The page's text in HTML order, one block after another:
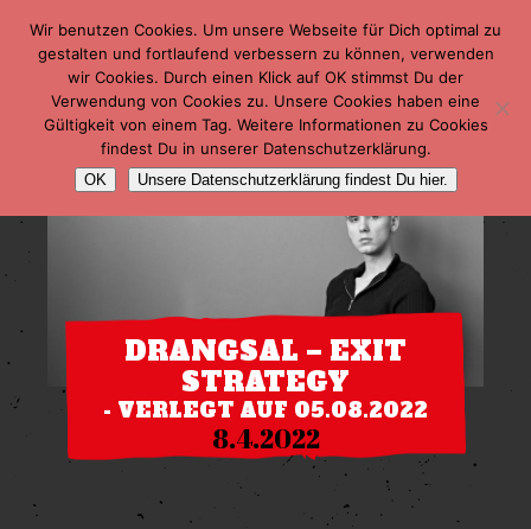
DRANGSAL – EXIT
STRATEGY
- VERLEGT AUF 05.08.2022
8.4.2022
Wir benutzen Cookies. Um unsere Webseite für Dich optimal zu
gestalten und fortlaufend verbessern zu können, verwenden
wir Cookies. Durch einen Klick auf OK stimmst Du der
Verwendung von Cookies zu. Unsere Cookies haben eine
Gültigkeit von einem Tag. Weitere Informationen zu Cookies
findest Du in unserer Datenschutzerklärung.
OK Unsere Datenschutzerklärung findest Du hier.